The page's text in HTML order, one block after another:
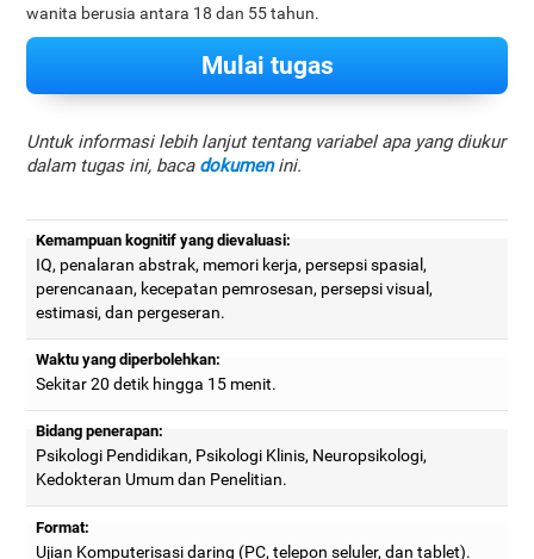
wanita berusia antara 18 dan 55 tahun.
Mulai tugas
Untuk informasi lebih lanjut tentang variabel apa yang diukur
dalam tugas ini, baca dokumenini.
Kemampuan kognitif yang dievaluasi:
IQ, penalaran abstrak, memori kerja, persepsi spasial,
perencanaan, kecepatan pemrosesan, persepsi visual,
estimasi, dan pergeseran.
Waktu yang diperbolehkan:
Sekitar 20 detik hingga 15 menit.
Bidang penerapan:
Psikologi Pendidikan, Psikologi Klinis, Neuropsikologi,
Kedokteran Umum dan Penelitian.
Format:
Ujian Komputerisasi daring (PC, telepon seluler, dan tablet).